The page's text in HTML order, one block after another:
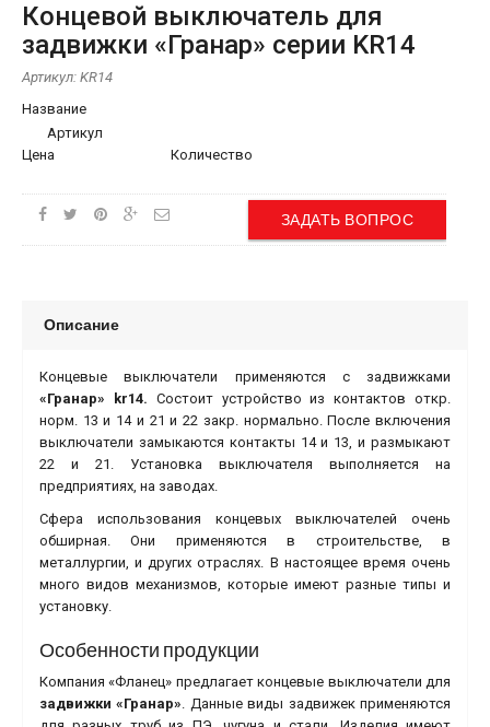
Концевой выключатель для
задвижки «Гранар» серии KR14
Артикул: KR14
Название
Артикул
Цена
Количество
ЗАДАТЬ ВОПРОС
Описание
Концевые выключатели применяются с задвижками
«Гранар» kr14. Состоит устройство из контактов откр.
норм. 13 и 14 и 21 и 22 закр. нормально. После включения
выключатели замыкаются контакты 14 и 13, и размыкают
22 и 21. Установка выключателя выполняется на
предприятиях, на заводах.
Сфера использования концевых выключателей очень
обширная. Они применяются в строительстве, в
металлургии, и других отраслях. В настоящее время очень
много видов механизмов, которые имеют разные типы и
установку.
Особенности продукции
Компания «Фланец» предлагает концевые выключатели для
задвижки «Гранар». Данные виды задвижек применяются